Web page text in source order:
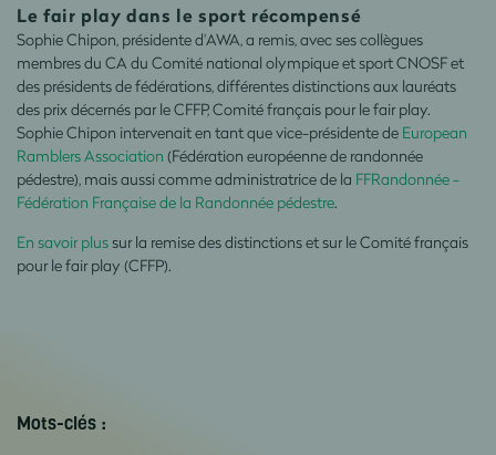
Le fair play dans le sport récompensé
Sophie Chipon, présidente d'AWA, a remis, avec ses collègues
membres du CA du Comité national olympique et sport CNOSF et
des présidents de fédérations, différentes distinctions aux lauréats
des prix décernés par le CFFP, Comité français pour le fair play.
Sophie Chipon intervenait en tant que vice-présidente de European
Ramblers Association (Fédération européenne de randonnée
pédestre), mais aussi comme administratrice de la FFRandonnée -
Fédération Française de la Randonnée pédestre.
En savoir plus sur la remise des distinctions et sur le Comité français
pour le fair play (CFFP).
Mots-clés :